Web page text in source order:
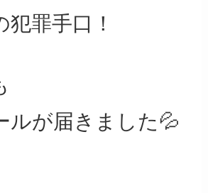
罪手口！
ルが届きました💦